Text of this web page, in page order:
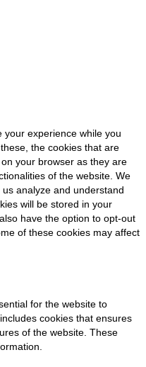
your experience while you
the cookies that are
your browser as they are
of the website. We
analyze and understand
will be stored in your
have the option to opt-out
of these cookies may affect
for the website to
cookies that ensures
of the website. These